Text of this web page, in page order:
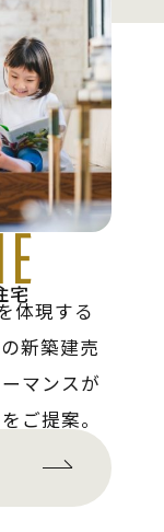
宅
体現する
新築建売
マンスが
ご提案。